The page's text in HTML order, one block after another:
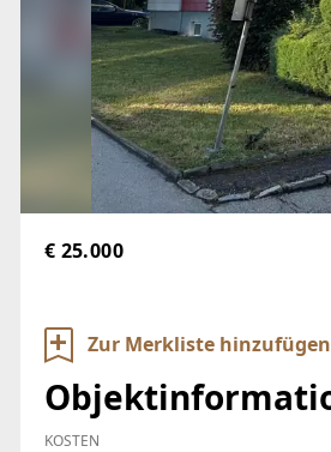
€ 25.000
Zur Merkliste hinzufügen
KOSTEN